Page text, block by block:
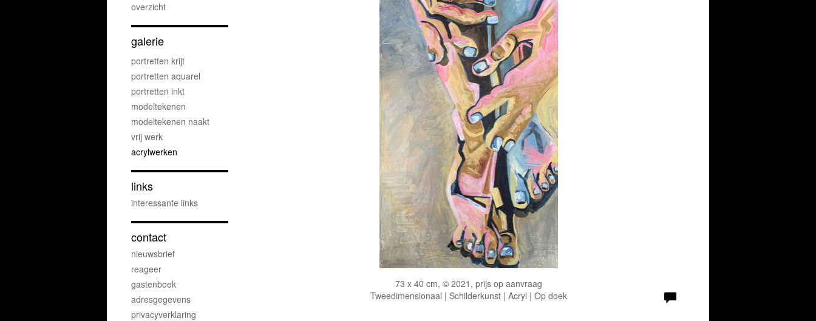
73 x 40 cm, © 2021, prijs op aanvraag
Tweedimensionaal | Schilderkunst | Acryl | Op doek
overzicht
galerie
portretten krijt
portretten aquarel
portretten inkt
modeltekenen
modeltekenen naakt
vrij werk
acrylwerken
links
interessante links
contact
nieuwsbrief
reageer
gastenboek
adresgegevens
privacyverklaring